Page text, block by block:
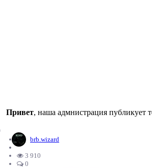
Привет, наша адмнистрация публикует
brb.wizard
3 910
0